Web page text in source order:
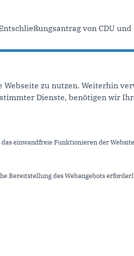
von CDU
9 11
Web
CDU Deutschlands
zu nutzen. Weiterhin
Dienste, benötigen wir
einwandfreie Funktionieren der
Bereitstellung des Webangebots